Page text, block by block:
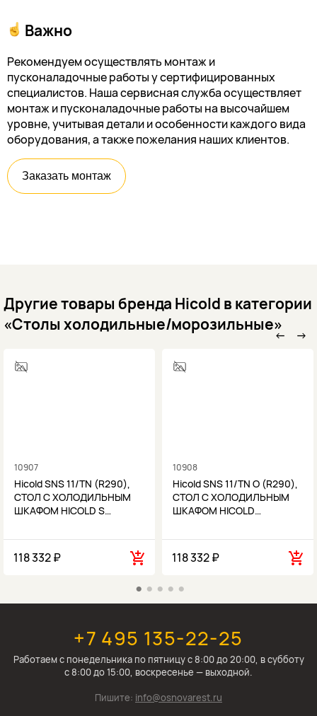
Важно
Рекомендуем осуществлять монтаж и
пусконаладочные работы у сертифицированных
специалистов. Наша сервисная служба осуществляет
монтаж и пусконаладочные работы на высочайшем
уровне, учитывая детали и особенности каждого вида
оборудования, а также пожелания наших клиентов.
Заказать монтаж
Другие товары бренда Hicold в категории
«Столы холодильные/морозильные»
←
10907
Hicold SNS 11/TN (R290),
СТОЛ С ХОЛОДИЛЬНЫМ
ШКАФОМ HICOLD S…
118 332 ₽
10908
Hicold SNS 11/TN O (R290),
СТОЛ С ХОЛОДИЛЬНЫМ
ШКАФОМ HICOLD…
118 332 ₽
→
+7 495 135-22-25
Работаем c понедельника по пятницу с 8:00 до 20:00, в субботу
с 8:00 до 15:00, воскресенье — выходной.
Пишите: info@osnovarest.ru